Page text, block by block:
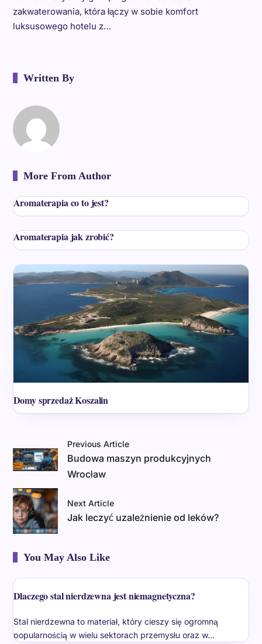
zakwaterowania, która łączy w sobie komfort
luksusowego hotelu z…
Written By
More From Author
Aromaterapia co to jest?
Aromaterapia jak zrobić?
Domy sprzedaż Koszalin
Previous Article
Budowa maszyn produkcyjnych
Wrocław
Next Article
Jak leczyć uzależnienie od leków?
You May Also Like
Dlaczego stal nierdzewna jest niemagnetyczna?
Stal nierdzewna to materiał, który cieszy się ogromną
popularnością w wielu sektorach przemysłu oraz w…